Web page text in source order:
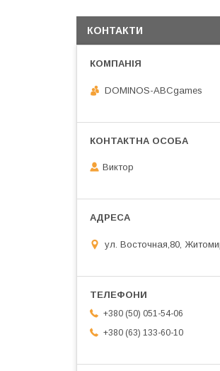
КОНТАКТИ
DOMINOS-ABCgames
Виктор
ул. Восточная,80,
+380 (50) 051-54-06
+380 (63) 133-60-10